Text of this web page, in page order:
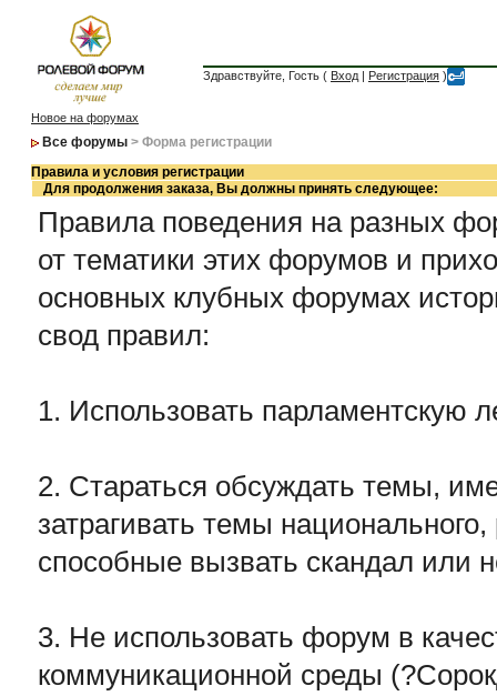
Здравствуйте, Гость ( Вход | Регистрация )
Новое на форумах
Все форумы > Форма регистрации
Правила и условия регистрации
Для продолжения заказа, Вы должны принять следующее:
Правила поведения на разных
от тематики этих форумов и
основных клубных форумах
свод правил:
1. Использовать парламентскую
2. Стараться обсуждать темы,
затрагивать темы
способные вызвать скандал или
3. Не использовать форум в
коммуникационной среды